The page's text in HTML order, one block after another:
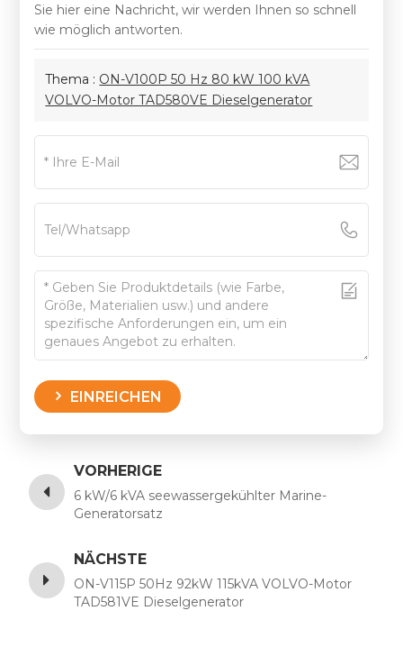
Sie hier eine Nachricht, wir werden Ihnen so schnell
wie möglich antworten.
Thema : ON-V100P 50 Hz 80 kW 100 kVA
VOLVO-Motor TAD580VE Dieselgenerator
EINREICHEN
VORHERIGE
6 kW/6 kVA seewassergekühlter Marine-
Generatorsatz
NÄCHSTE
ON-V115P 50Hz 92kW 115kVA VOLVO-Motor
TAD581VE Dieselgenerator